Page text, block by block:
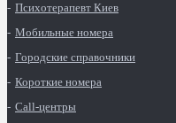
Психотерапевт Киев
Мобильные номера
Городские справочники
Короткие номера
Call-центры